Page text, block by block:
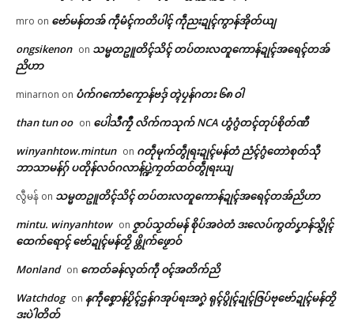
mro on ဗော်မန်တအ် ကဵုမံၚ်ကတိပါၚ် ကဵုညးဍုၚ်ကွာန်အိုတ်ယျ
ongsikenon on သမ္မတဥူတိၚ်သိၚ် တပ်တးလတူကောန်ဍုၚ်အရေၚ်တအ်
ညိဟာ
minarnon on ပံက်ဂကောံကၠောန်ဗဒှ် တ္ၚဲပၠန်ဂတး ၆၈ ဝါ
than tun oo on ပေါဲသဳကၠဳ လိက်ကသုက် NCA ဟွံဂွံတၚ်တုပ်စိုတ်ဏီ
winyanhtow.mintun on ဂတဵုမုက်တွဵုရးဍုၚ်မန်တံ ညံၚ်ဂွံတောဲစုတ်သီု
ဘာသာမန်ဂှ် ပတိုန်လဝ်ဂလာန်ပ္ဍဲကၠတ်ထဝ်တွဵုရးယျ
လွီမန် on သမ္မတဥူတိၚ်သိၚ် တပ်တးလတူကောန်ဍုၚ်အရေၚ်တအ်ညိဟာ
mintu. winyanhtow on ဇၟာပ်သၟတ်မန် စိုပ်အဝဲတံ ဒးလေပ်ကွတ်ပၞာန်သ္ဇိုၚ်
ထေက်ရောၚ် ဗော်ဍုၚ်မန်တၟိ ဖ္တိုက်ဖၟောဝ်
Monland on ကေတ်ခန်လ္ၚတ်ကဵု ၀ၚ်အတိက်ညိ
Watchdog on နကဵုစၞောန်ပၟိၚ်ဌန်ဂအုပ်ရးအဂၞဲ ရုၚ်ပွိုၚ်ဍုၚ်ဇြပ်ဗုဗော်ဍုၚ်မန်တၟိ
ဒးပဲါတိတ်